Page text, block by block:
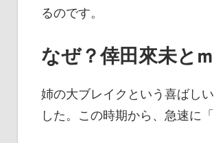
るのです。
なぜ？倖田來未と
姉の大ブレイクという喜ばし
した。この時期から、急速に